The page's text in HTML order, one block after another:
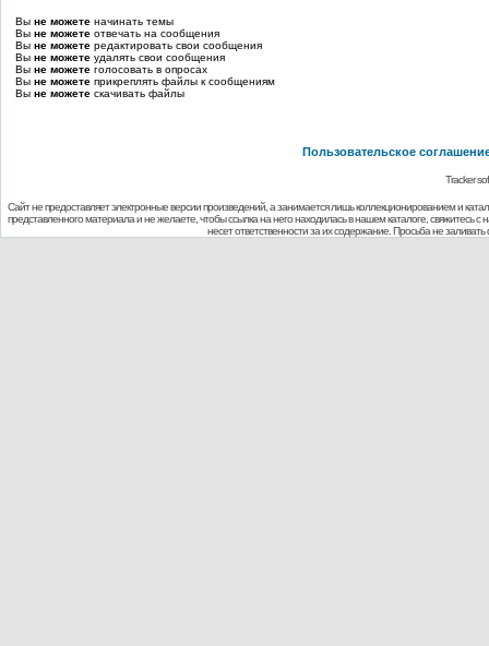
Вы не можете начинать темы
Вы не можете отвечать на сообщения
Вы не можете редактировать свои сообщения
Вы не можете удалять свои сообщения
Вы не можете голосовать в опросах
Вы не можете прикреплять файлы к сообщениям
Вы не можете скачивать файлы
Пользовательское
Tracker
Сайт не предоставляет электронные версии произведений, а занимается лишь коллекционированием и
представленного материала и не желаете, чтобы ссылка на него находилась в нашем каталоге,
несет ответственности за их содержание. Просьба не